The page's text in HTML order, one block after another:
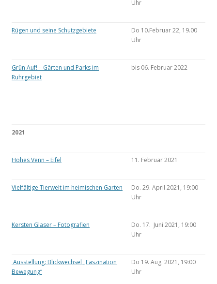
Uhr
Rügen und seine Schutzgebiete
Do 10.Februar 22, 19.00
Uhr
Grün Auf! – Gärten und Parks im
Ruhrgebiet
bis 06. Februar 2022
2021
Hohes Venn – Eifel 11. Februar 2021
Vielfältige Tierwelt im heimischen Garten
Do. 29. April 2021, 19:00
Uhr
Kersten Glaser – Fotografien
Do. 17. Juni 2021, 19:00
Uhr
Ausstellung: Blickwechsel „Faszination
Bewegung“
Do 19. Aug. 2021, 19:00
Uhr